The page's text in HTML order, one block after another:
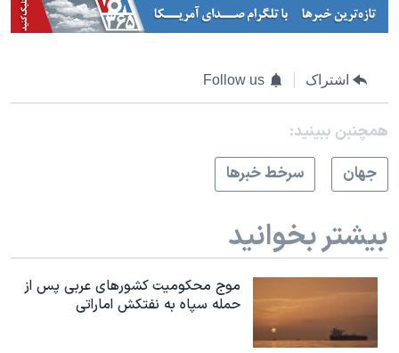
اشتراک Follow us
همچنبن ببینید:
جهان
سرخط خبرها
بیشتر بخوانید
موج محکومیت کشورهای عربی پس از
حمله سپاه به نفتکش اماراتی